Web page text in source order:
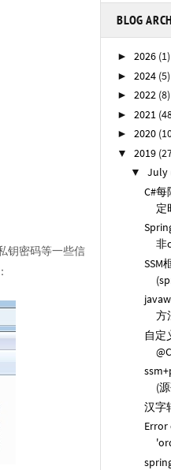
钥密码等一些信
BLOG
► 2026 (1)
► 2024 (5)
► 2022 (8)
► 2021
► 2020
▼ 2019
▼ July
C#
定
非
SSM
方
自定
(
汉字